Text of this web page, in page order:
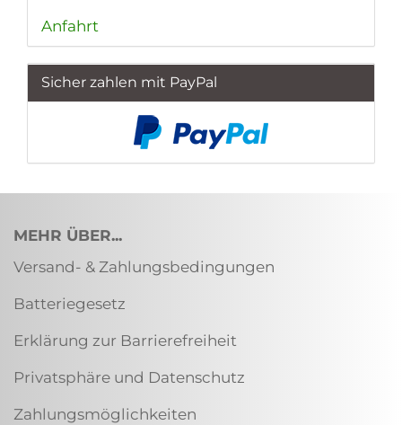
Anfahrt
Sicher zahlen mit PayPal
MEHR ÜBER...
Versand- & Zahlungsbedingungen
Batteriegesetz
Erklärung zur Barrierefreiheit
Privatsphäre und Datenschutz
Zahlungsmöglichkeiten